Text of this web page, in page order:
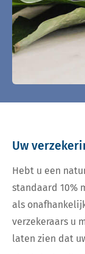
Uw
Hebt u een
standaard 10%
als
verzekeraars u
laten zien dat